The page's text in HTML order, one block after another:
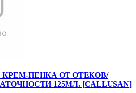
ПЕНКА ОТ ОТЕКОВ/
125МЛ. [CALLUSAN]